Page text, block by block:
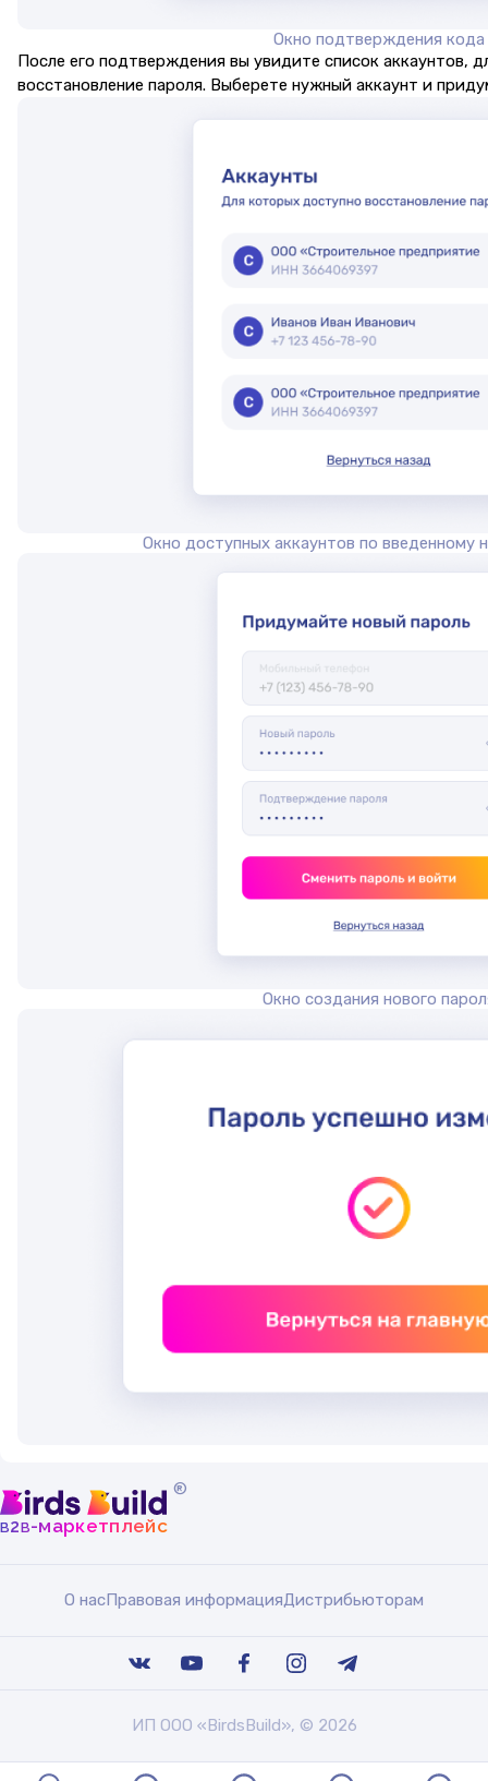
Окно подтверждения кода
После его подтверждения вы увидите список аккаунтов,
восстановление пароля. Выберете нужный аккаунт и
Окно доступных аккаунтов по введенному
Окно создания нового
®
b2b-маркетплейс
О насПравовая информацияДистрибьюторам
ИП ООО «BirdsBuild», © 2026